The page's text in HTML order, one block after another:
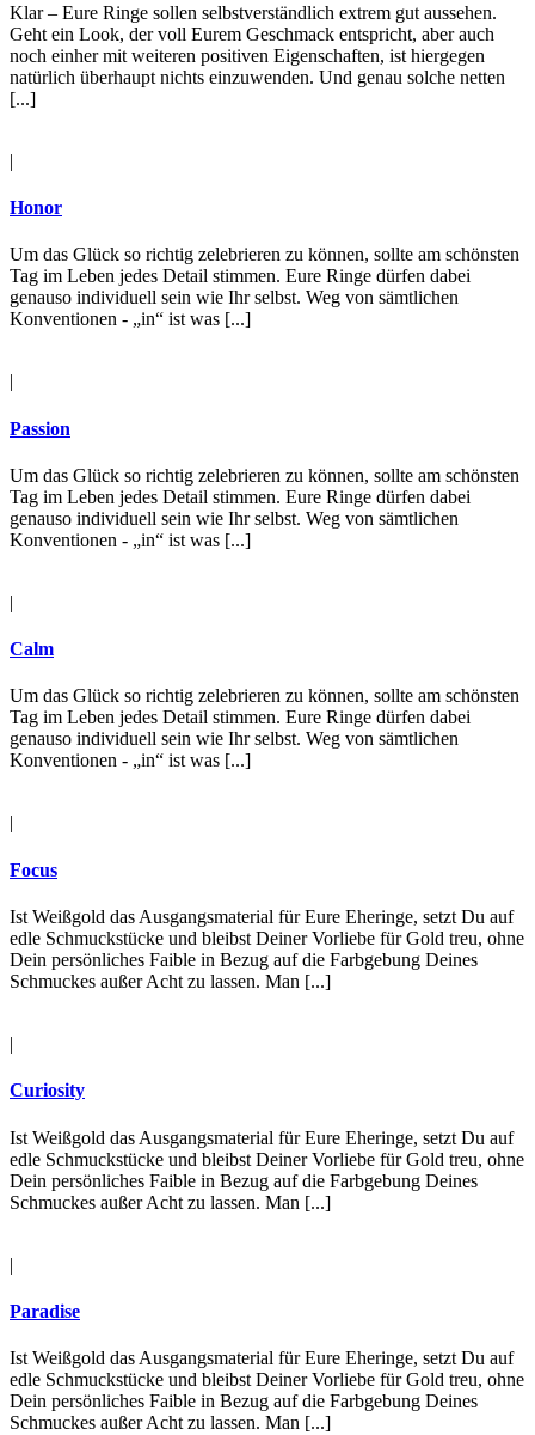
Klar – Eure Ringe sollen selbstverständlich extrem gut aussehen.
Geht ein Look, der voll Eurem Geschmack entspricht, aber auch
noch einher mit weiteren positiven Eigenschaften, ist hiergegen
natürlich überhaupt nichts einzuwenden. Und genau solche netten
[...]
|
Honor
Um das Glück so richtig zelebrieren zu können, sollte am schönsten
Tag im Leben jedes Detail stimmen. Eure Ringe dürfen dabei
genauso individuell sein wie Ihr selbst. Weg von sämtlichen
Konventionen - „in“ ist was [...]
|
Passion
Um das Glück so richtig zelebrieren zu können, sollte am schönsten
Tag im Leben jedes Detail stimmen. Eure Ringe dürfen dabei
genauso individuell sein wie Ihr selbst. Weg von sämtlichen
Konventionen - „in“ ist was [...]
|
Calm
Um das Glück so richtig zelebrieren zu können, sollte am schönsten
Tag im Leben jedes Detail stimmen. Eure Ringe dürfen dabei
genauso individuell sein wie Ihr selbst. Weg von sämtlichen
Konventionen - „in“ ist was [...]
Focus
Ist Weißgold das Ausgangsmaterial für Eure Eheringe, setzt Du auf
edle Schmuckstücke und bleibst Deiner Vorliebe für Gold treu, ohne
Dein persönliches Faible in Bezug auf die Farbgebung Deines
Schmuckes außer Acht zu lassen. Man [...]
|
Curiosity
Ist Weißgold das Ausgangsmaterial für Eure Eheringe, setzt Du auf
edle Schmuckstücke und bleibst Deiner Vorliebe für Gold treu, ohne
Dein persönliches Faible in Bezug auf die Farbgebung Deines
Schmuckes außer Acht zu lassen. Man [...]
|
Paradise
Ist Weißgold das Ausgangsmaterial für Eure Eheringe, setzt Du auf
edle Schmuckstücke und bleibst Deiner Vorliebe für Gold treu, ohne
Dein persönliches Faible in Bezug auf die Farbgebung Deines
Schmuckes außer Acht zu lassen. Man [...]